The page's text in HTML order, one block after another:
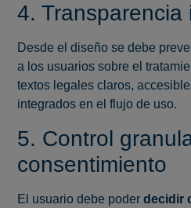
4. Transparencia
Desde el diseño se debe
a los usuarios sobre el
textos legales claros,
integrados en el flujo de uso.
5. Control
consentimiento
El usuario debe poder decidir